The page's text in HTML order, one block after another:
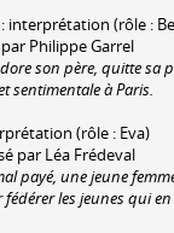
: interprétation (rôle :
Philippe Garrel
son père, quitte sa
sentimentale à Paris.
(rôle : Eva)
par Léa Frédeval
payé, une jeune
les jeunes qui